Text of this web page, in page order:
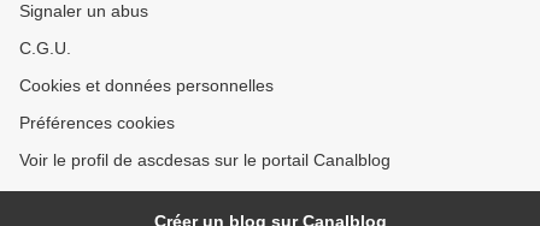
Signaler un abus
C.G.U.
Cookies et données personnelles
Préférences cookies
Voir le profil de ascdesas sur le portail Canalblog
Créer un blog sur Canalblog